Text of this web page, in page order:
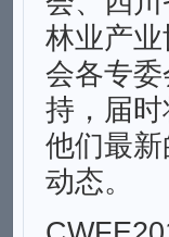
林业产
会各专
持，届
他们最
动态。